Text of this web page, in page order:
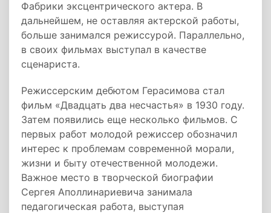
Фабрики эксцентрического актера. В
дальнейшем, не оставляя актерской работы,
больше занимался режиссурой. Параллельно,
в своих фильмах выступал в качестве
сценариста.
Режиссерским дебютом Герасимова стал
фильм «Двадцать два несчастья» в 1930 году.
Затем появились еще несколько фильмов. С
первых работ молодой режиссер обозначил
интерес к проблемам современной морали,
жизни и быту отечественной молодежи.
Важное место в творческой биографии
Сергея Аполлинариевича занимала
педагогическая работа, выступая